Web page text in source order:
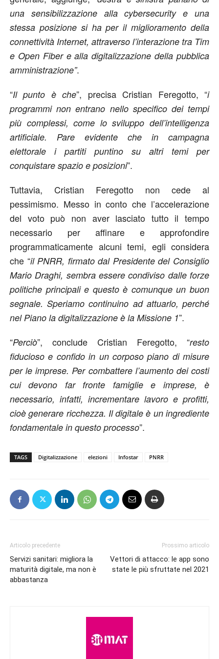
una sensibilizzazione alla cybersecurity e una
stessa posizione si ha per il miglioramento della
connettività Internet, attraverso l’interazione tra Tim
e Open Fiber e alla digitalizzazione della pubblica
amministrazione”.
“Il punto è che”, precisa Cristian Feregotto, “i
programmi non entrano nello specifico dei tempi
più complessi, come lo sviluppo dell’intelligenza
artificiale. Pare evidente che in campagna
elettorale i partiti puntino su altri temi per
conquistare spazio e posizioni”.
Tuttavia, Cristian Feregotto non cede al
pessimismo. Messo in conto che l’accelerazione
del voto può non aver lasciato tutto il tempo
necessario per affinare e approfondire
programmaticamente alcuni temi, egli considera
che “il PNRR, firmato dal Presidente del Consiglio
Mario Draghi, sembra essere condiviso dalle forze
politiche principali e questo è comunque un buon
segnale. Speriamo continuino ad attuarlo, perché
nel Piano la digitalizzazione è la Missione 1”.
“Perciò”, conclude Cristian Feregotto, “resto
fiducioso e confido in un corposo piano di misure
per le imprese. Per combattere l’aumento dei costi
cui devono far fronte famiglie e imprese, è
necessario, infatti, incrementare lavoro e profitti,
cioè generare ricchezza. Il digitale è un ingrediente
fondamentale in questo processo”.
TAGS Digitalizzazione elezioni Infostar PNRR
Articolo precedente
Servizi sanitari: migliora la
maturità digitale, ma non è
abbastanza
Prossimo articolo
Vettori di attacco: le app sono
state le più sfruttate nel 2021